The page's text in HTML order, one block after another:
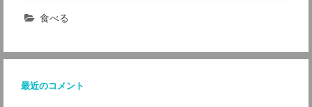
食べる
最近のコメント